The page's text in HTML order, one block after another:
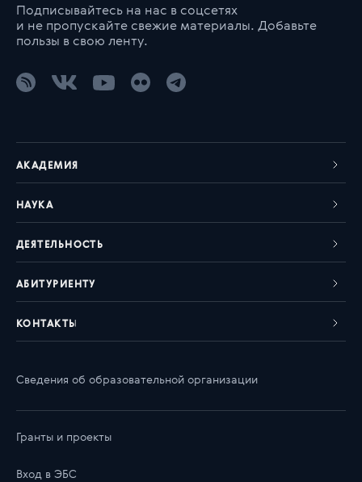
Подписывайтесь на нас в соцсетях
и не пропускайте свежие материалы. Добавьте
пользы в свою ленту.
АКАДЕМИЯ
НАУКА
ДЕЯТЕЛЬНОСТЬ
АБИТУРИЕНТУ
КОНТАКТЫ
Сведения об образовательной организации
Гранты и проекты
Вход в ЭБС